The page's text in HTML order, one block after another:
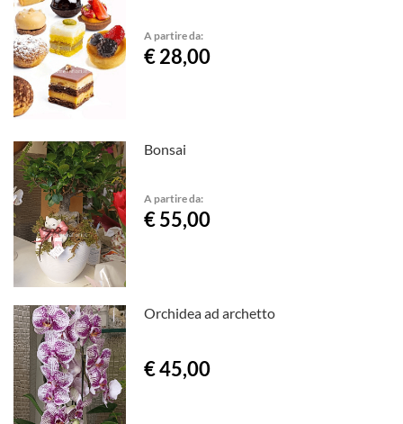
A partire da:
€ 28,00
Bonsai
A partire da:
€ 55,00
Orchidea ad archetto
€ 45,00